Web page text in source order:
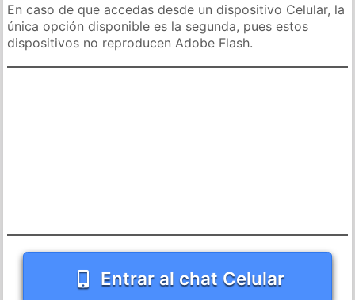
En caso de que accedas desde un dispositivo Celular, la
única opción disponible es la segunda, pues estos
dispositivos no reproducen Adobe Flash.
Entrar al chat Celular